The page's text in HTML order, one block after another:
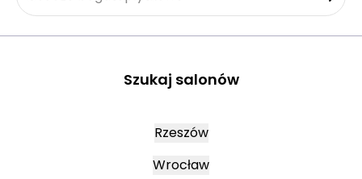
Szukaj salonów
Rzeszów
Wrocław